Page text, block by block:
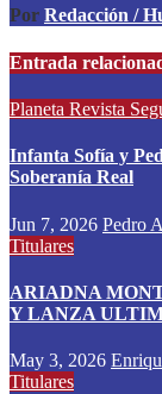
Por Redacción /
Entrada
Planeta Revista
Infanta Sofía y
Soberanía Real
Jun 7, 2026 Pedro
Titulares
ARIADNA
Y LANZA
May 3, 2026
Titulares